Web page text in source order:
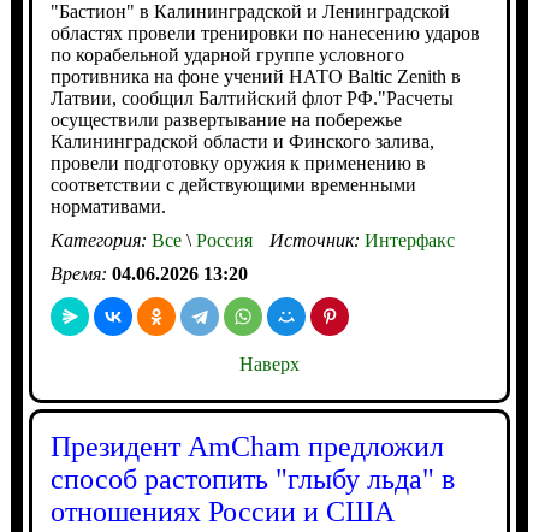
"Бастион" в Калининградской и Ленинградской
областях провели тренировки по нанесению ударов
по корабельной ударной группе условного
противника на фоне учений НАТО Baltic Zenith в
Латвии, сообщил Балтийский флот РФ."Расчеты
осуществили развертывание на побережье
Калининградской области и Финского залива,
провели подготовку оружия к применению в
соответствии с действующими временными
нормативами.
Категория: Все\Россия Источник: Интерфакс
Время: 04.06.2026 13:20
Наверх
Президент AmCham предложил
способ растопить "глыбу льда" в
отношениях России и США